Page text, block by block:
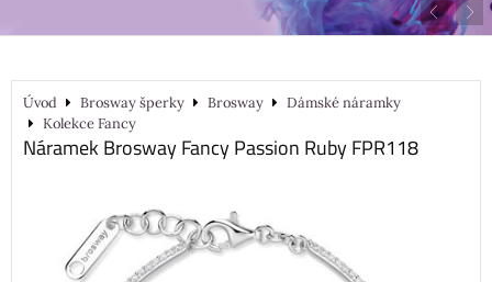
Úvod Brosway šperky Brosway
Dámské náramky
Kolekce Fancy
Náramek Brosway Fancy Passion Ruby FPR118